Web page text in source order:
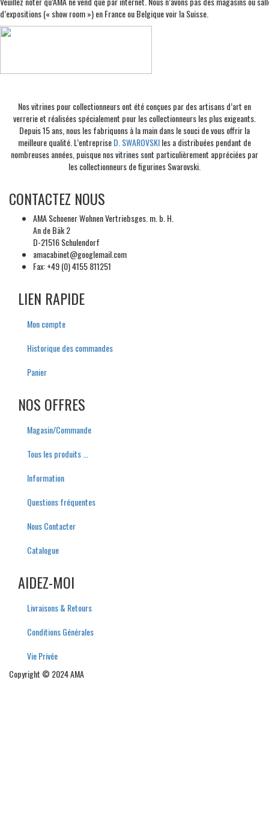
d’expositions (« show room ») en France ou Belgique voir la Suisse.
Nos vitrines pour collectionneurs ont été conçues par des artisans d’art en
verrerie et réalisées spécialement pour les collectionneurs les plus exigeants.
Depuis 15 ans, nous les fabriquons à la main dans le souci de vous offrir la
meilleure qualité. L’entrepriseD. SWAROVSKIles a distribuées pendant de
nombreuses années, puisque nos vitrines sont particulièrement appréciées par
les collectionneurs de figurines Swarovski.
CONTACTEZ NOUS
AMA Schoener Wohnen Vertriebsges. m. b. H.
An de Bäk 2
D-21516 Schulendorf
amacabinet@googlemail.com
Fax: +49 (0) 4155 811251
LIEN RAPIDE
Mon compte
Historique des commandes
Panier
NOS OFFRES
Magasin/Commande
Tous les produits ...
Information
Questionsfréquentes
Nous Contacter
Catalogue
AIDEZ-MOI
Livraisons & Retours
Conditions Générales
Vie Privée
Copyright © 2024 AMA